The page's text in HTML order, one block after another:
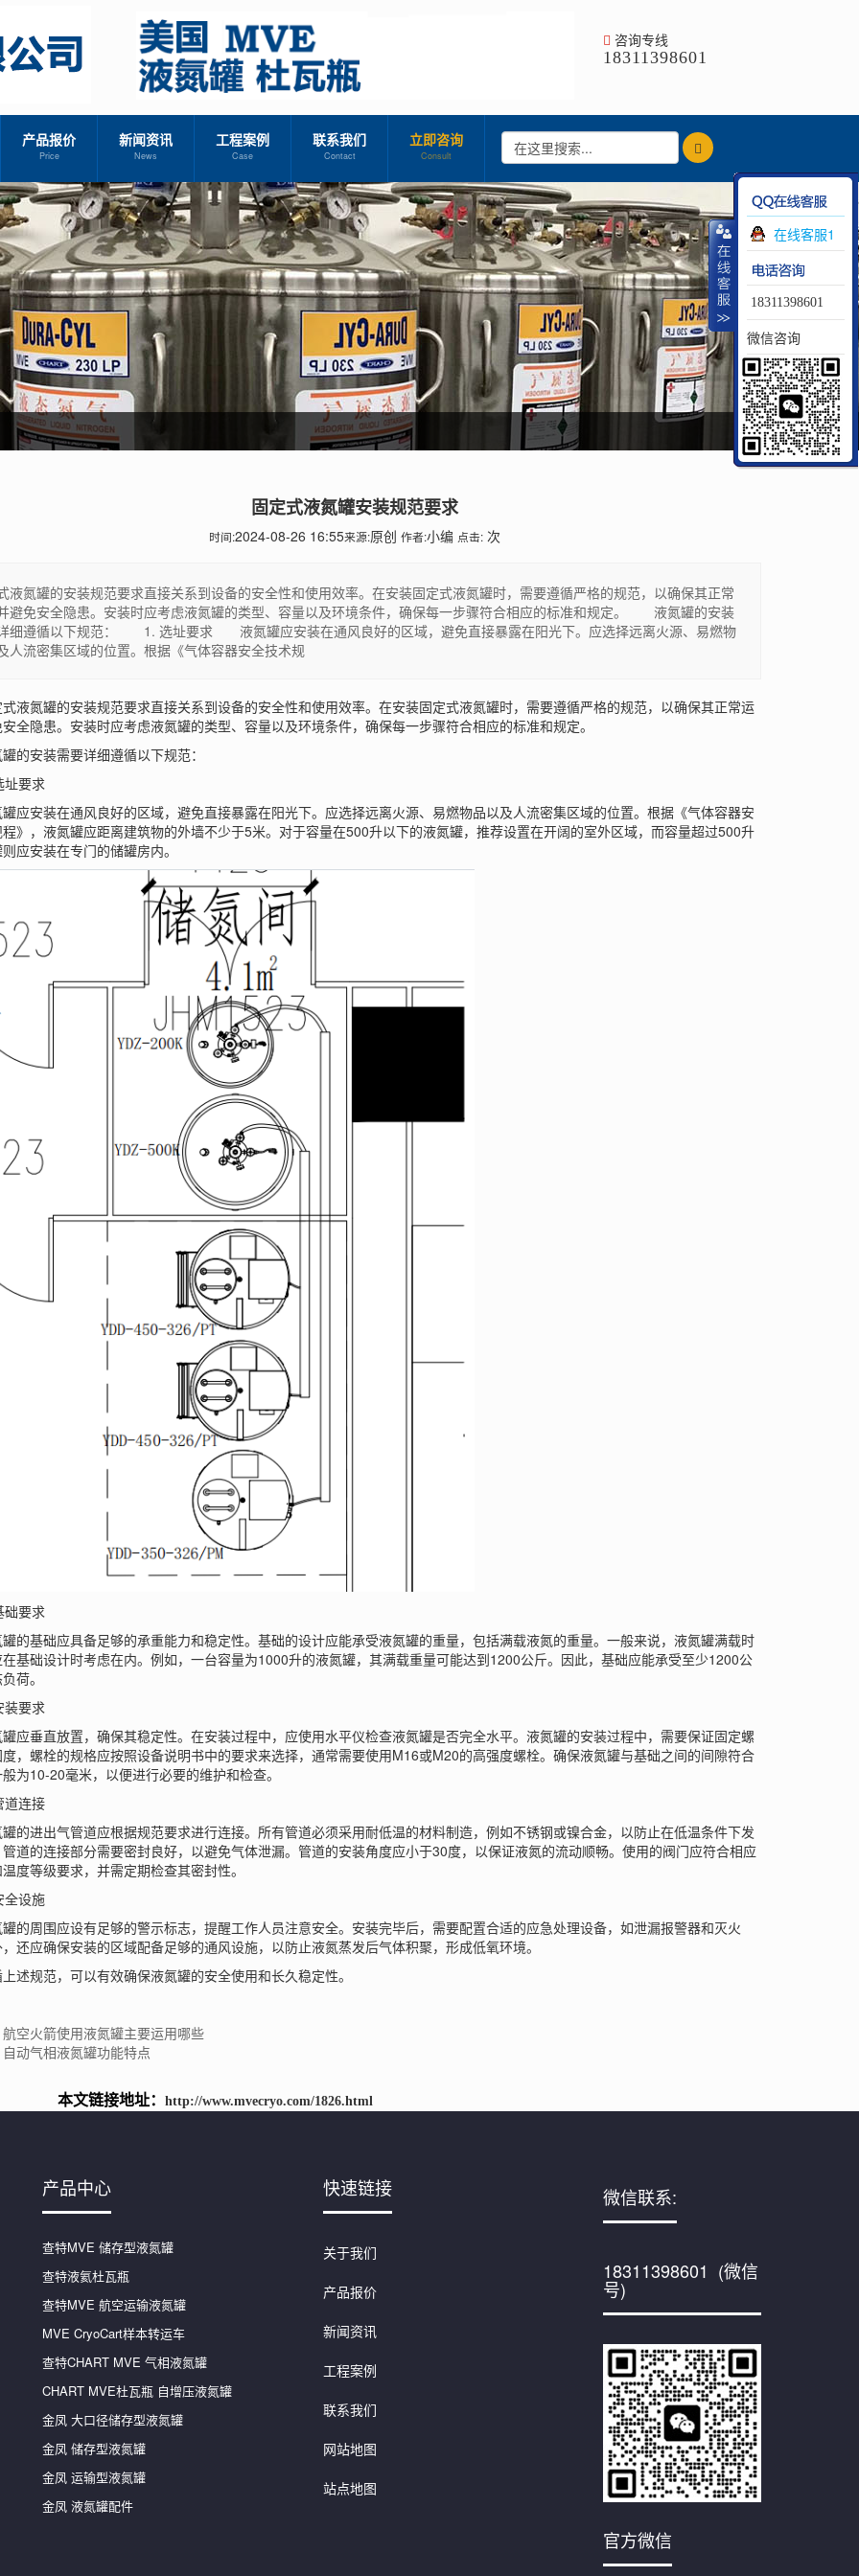
咨询专线
18311398601
产品报价
Price
新闻资讯
News
工程案例
Case
联系我们
Contact
立即咨询
Consult
固定式液氮罐安装规范要求
时间:2024-08-26 16:55来源:原创作者:小编 点击: 次
液氮罐的安装规范要求直接关系到设备的安全性和使用效率。在安装固定式液氮罐时，需要遵循严格的规范，以确保其正常
避免安全隐患。安装时应考虑液氮罐的类型、容量以及环境条件，确保每一步骤符合相应的标准和规定。 液氮罐的安装
细遵循以下规范： 1. 选址要求 液氮罐应安装在通风良好的区域，避免直接暴露在阳光下。应选择远离火源、易燃物
人流密集区域的位置。根据《气体容器安全技术规
罐的安装规范要求直接关系到设备的安全性和使用效率。在安装固定式液氮罐时，需要遵循严格的规范，以确保其正常运
全隐患。安装时应考虑液氮罐的类型、容量以及环境条件，确保每一步骤符合相应的标准和规定。
安装需要详细遵循以下规范：
要求
装在通风良好的区域，避免直接暴露在阳光下。应选择远离火源、易燃物品以及人流密集区域的位置。根据《气体容器安
》，液氮罐应距离建筑物的外墙不少于5米。对于容量在500升以下的液氮罐，推荐设置在开阔的室外区域，而容量超过500升
应安装在专门的储罐房内。
要求
础应具备足够的承重能力和稳定性。基础的设计应能承受液氮罐的重量，包括满载液氮的重量。一般来说，液氮罐满载时
基础设计时考虑在内。例如，一台容量为1000升的液氮罐，其满载重量可能达到1200公斤。因此，基础应能承受至少1200公
荷。
要求
直放置，确保其稳定性。在安装过程中，应使用水平仪检查液氮罐是否完全水平。液氮罐的安装过程中，需要保证固定螺
，螺栓的规格应按照设备说明书中的要求来选择，通常需要使用M16或M20的高强度螺栓。确保液氮罐与基础之间的间隙符合
为10-20毫米，以便进行必要的维护和检查。
连接
出气管道应根据规范要求进行连接。所有管道必须采用耐低温的材料制造，例如不锈钢或镍合金，以防止在低温条件下发
道的连接部分需要密封良好，以避免气体泄漏。管道的安装角度应小于30度，以保证液氮的流动顺畅。使用的阀门应符合相应
度等级要求，并需定期检查其密封性。
设施
围应设有足够的警示标志，提醒工作人员注意安全。安装完毕后，需要配置合适的应急处理设备，如泄漏报警器和灭火
还应确保安装的区域配备足够的通风设施，以防止液氮蒸发后气体积聚，形成低氧环境。
规范，可以有效确保液氮罐的安全使用和长久稳定性。
空火箭使用液氮罐主要运用哪些
动气相液氮罐功能特点
本文链接地址： http://www.mvecryo.com/1826.html
产品中心
查特MVE 储存型液氮罐
查特液氦杜瓦瓶
查特MVE 航空运输液氮罐
MVE CryoCart样本转运车
查特CHART MVE 气相液氮罐
CHART MVE杜瓦瓶 自增压液氮罐
金凤 大口径储存型液氮罐
金凤 储存型液氮罐
金凤 运输型液氮罐
金凤 液氮罐配件
快速链接
关于我们
产品报价
新闻资讯
工程案例
联系我们
网站地图
站点地图
微信联系:
18311398601 (微信
号)
官方微信
在线客服1
18311398601
微信咨询